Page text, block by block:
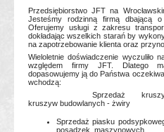
Przedsiębiorstwo JFT na
Jesteśmy rodzinną firmą dbającą
Oferujemy usługi z zakresu
dokładając wszelkich starań by
na zapotrzebowanie klienta oraz
Wieloletnie doświadczenie wyczuliło
względem firmy JFT. Dlatego
dopasowujemy ją do Państwa
wchodzą:
Sprzedaż kruszyw
kruszyw budowlanych - żwiry
Sprzedaż piasku
posadzek maszynowych